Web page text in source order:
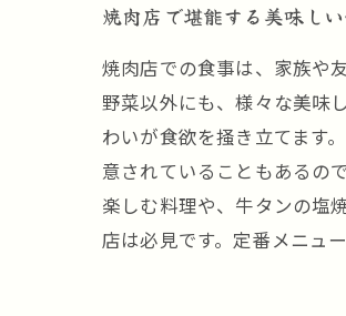
焼肉店で堪能する美味し
焼肉店での食事は、家族や
野菜以外にも、様々な美味
わいが食欲を掻き立てます
意されていることもあるの
楽しむ料理や、牛タンの塩
店は必見です。定番メニュ